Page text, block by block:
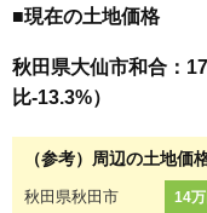
■現在の土地価格
秋田県大仙市和合：
比-13.3%）
（参考）周辺の土地価
秋田県秋田市 14